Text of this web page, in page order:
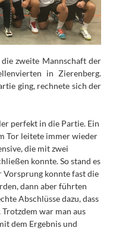
zweite Mannschaft der
in Zierenberg.
ging, rechnete sich der
perfekt in die Partie. Ein
Tor leitete immer wieder
die mit zwei
konnte. So stand es
konnte fast die
dann aber führten
Abschlüsse dazu, dass
war man aus
dem Ergebnis und